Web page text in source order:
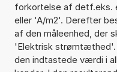
forkortelse af detf.eks.
eller 'A/m2'. Derefter
af den måleenhed, der
'Elektrisk strømtæthed'.
den indtastede værdi i